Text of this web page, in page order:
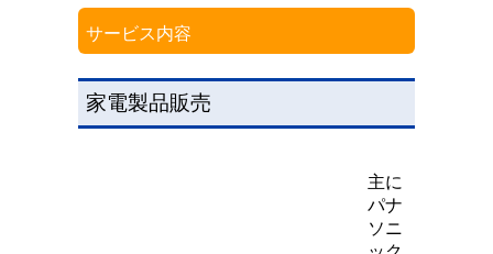
サービス内容
家電製品販売
主に
パナ
ソニ